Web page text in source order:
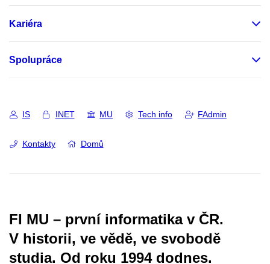
Kariéra
Spolupráce
IS INET MU Tech info FAdmin
Kontakty Domů
FI MU – první informatika v ČR.
V historii, ve vědě, ve svobodě
studia. Od roku 1994 dodnes.